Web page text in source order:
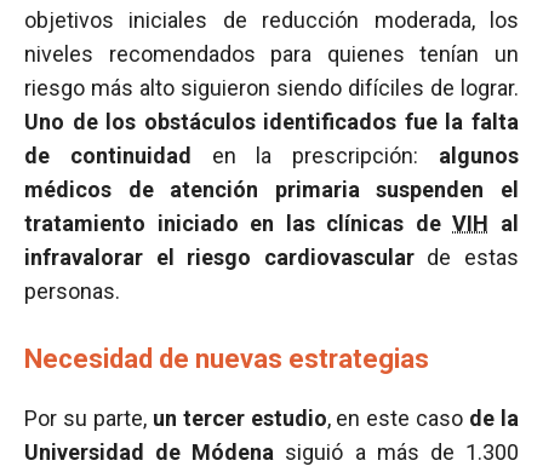
objetivos iniciales de reducción moderada, los
niveles recomendados para quienes tenían un
riesgo más alto siguieron siendo difíciles de lograr.
Uno de los obstáculos identificados fue la falta
de continuidad
en la prescripción: algunos
médicos de atención primaria suspenden el
tratamiento iniciado en las clínicas deVIH al
infravalorar el riesgo cardiovascularde estas
personas.
Necesidad de nuevas estrategias
Por su parte, un tercer estudio, en este caso de la
Universidad de Módena siguió a más de 1.300